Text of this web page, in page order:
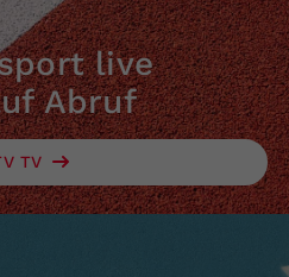
live
Abruf
TV